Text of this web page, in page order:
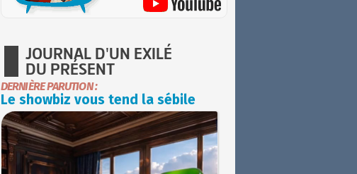
JOURNAL D'UN EXILÉ
DU PRÉSENT
DERNIÈRE PARUTION :
Le showbiz vous tend la sébile